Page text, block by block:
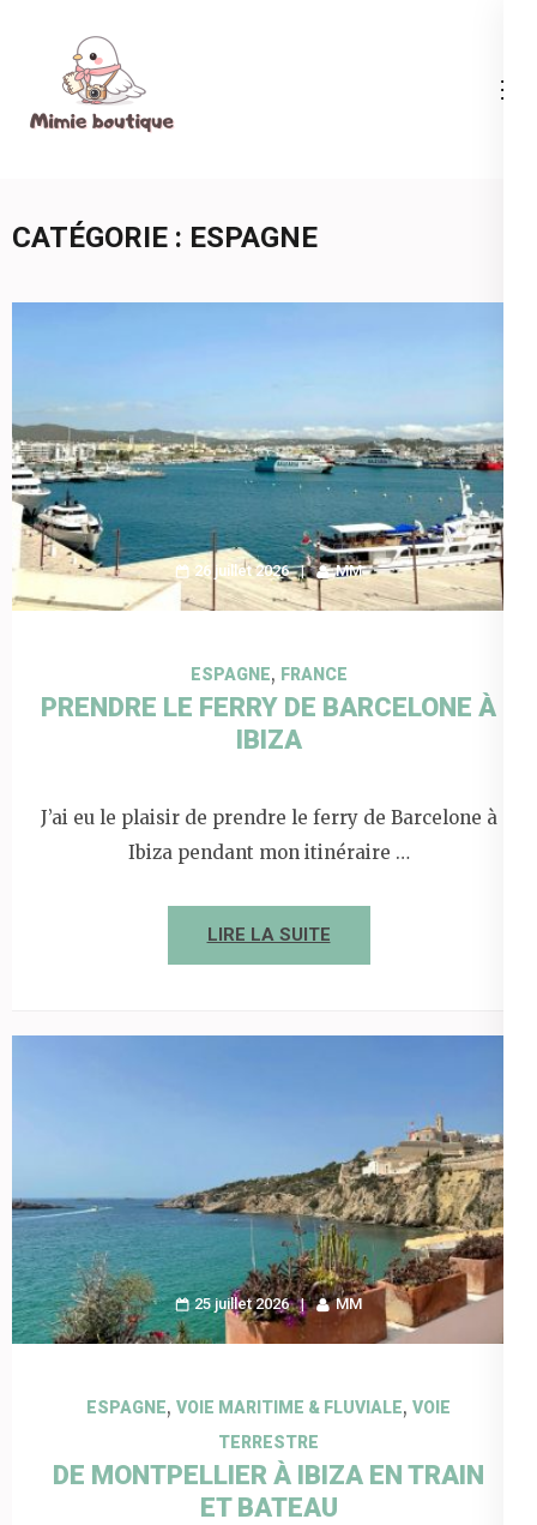
contenu
(Pressez
CATÉGORIE : ESPAGNE
26 juillet 2026 MM
ESPAGNE, FRANCE
PRENDRE LE FERRY DE BARCELONE À
IBIZA
J’ai eu le plaisir de prendre le ferry de Barcelone à
Ibiza pendant mon itinéraire …
LIRE LA SUITE
25 juillet 2026 MM
ESPAGNE, VOIE MARITIME & FLUVIALE, VOIE
TERRESTRE
DE MONTPELLIER À IBIZA EN TRAIN
ET BATEAU